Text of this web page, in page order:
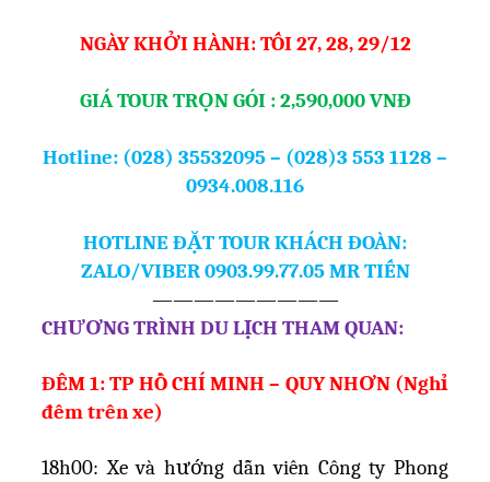
NGÀY KHỞI HÀNH: TỐI 27, 28, 29/12
GIÁ TOUR TRỌN GÓI : 2,590,000 VNĐ
Hotline: (028) 35532095 – (028)3 553 1128 –
0934.008.116
HOTLINE ĐẶT TOUR KHÁCH ĐOÀN:
ZALO/VIBER 0903.99.77.05 MR TIẾN
—————————
CHƯƠNG TRÌNH DU LỊCH THAM QUAN:
ĐÊM 1: TP HỒ CHÍ MINH – QUY NHƠN (Nghỉ
đêm trên xe)
18h00: Xe và hướng dẫn viên Công ty Phong